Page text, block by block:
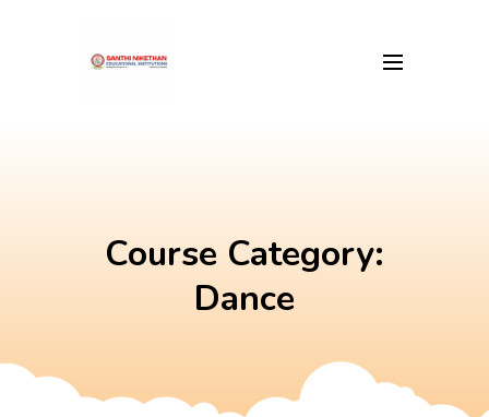
Course Category:
Dance